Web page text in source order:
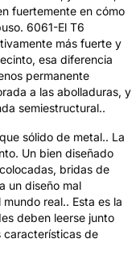
fuertemente en cómo
6061-El T6
más fuerte y
esa diferencia
permanente
a las abolladuras, y
semiestructural..
sólido de metal.. La
Un bien diseñado
bridas de
un diseño mal
real.. Esta es la
deben leerse junto
características de